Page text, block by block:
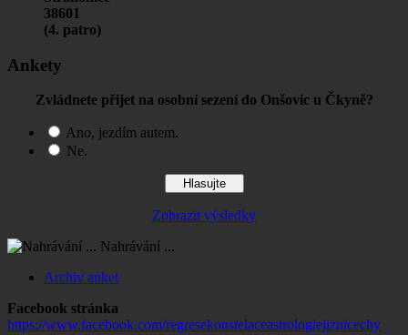
38601
(4. patro)
Ankety
Zvládnete přijet na osobní sezení do Onšovic u Čkyně?
Ano, jezdím autem.
Ne.
Zobrazit výsledky
Nahrávání ...
Archiv anket
Facebook stránka
https://www.facebook.com/regresekonstelaceastrologiejiznicechy